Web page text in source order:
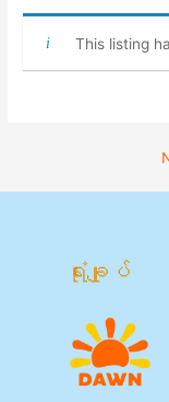
This listing
ရုံးချုပ်